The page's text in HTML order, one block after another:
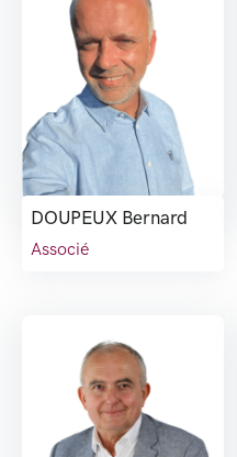
DOUPEUX Bernard
Associé